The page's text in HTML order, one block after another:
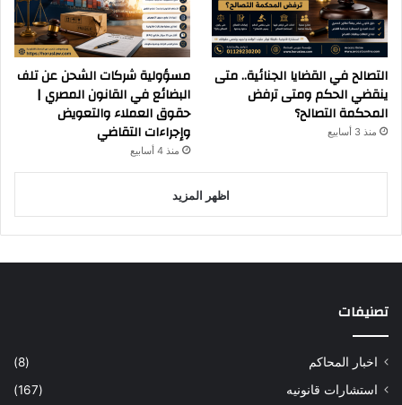
التصالح في القضايا الجنائية.. متى
ينقضي الحكم ومتى ترفض
المحكمة التصالح؟
منذ 3 أسابيع
مسؤولية شركات الشحن عن تلف
البضائع في القانون المصري |
حقوق العملاء والتعويض
وإجراءات التقاضي
منذ 4 أسابيع
اظهر المزيد
تصنيفات
اخبار المحاكم
(8)
استشارات قانونيه
(167)